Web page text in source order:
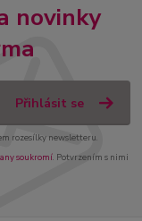
novinky
Přihlásit se
rozesílky newsletteru.
soukromí. Potvrzením s nimi